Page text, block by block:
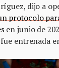
dijo a
protocolo
en junio de
entrenada